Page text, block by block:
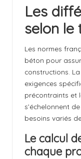
Les
selon le
Les normes
béton pour
constructions.
exigences
précontraints et
s’échelonnent
besoins variés
Le calcul
chaque